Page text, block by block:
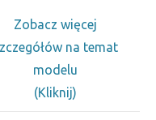
Zobacz więcej
na temat
modelu
(Kliknij)